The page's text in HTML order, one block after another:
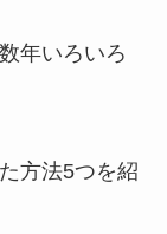
年いろいろ
方法5つを紹